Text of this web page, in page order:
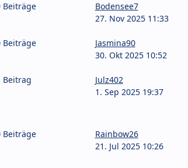
Beiträge
Bodensee7
27. Nov 2025 11:33
Beiträge
Jasmina90
30. Okt 2025 10:52
Beitrag
Julz402
1. Sep 2025 19:37
Beiträge
Rainbow26
21. Jul 2025 10:26